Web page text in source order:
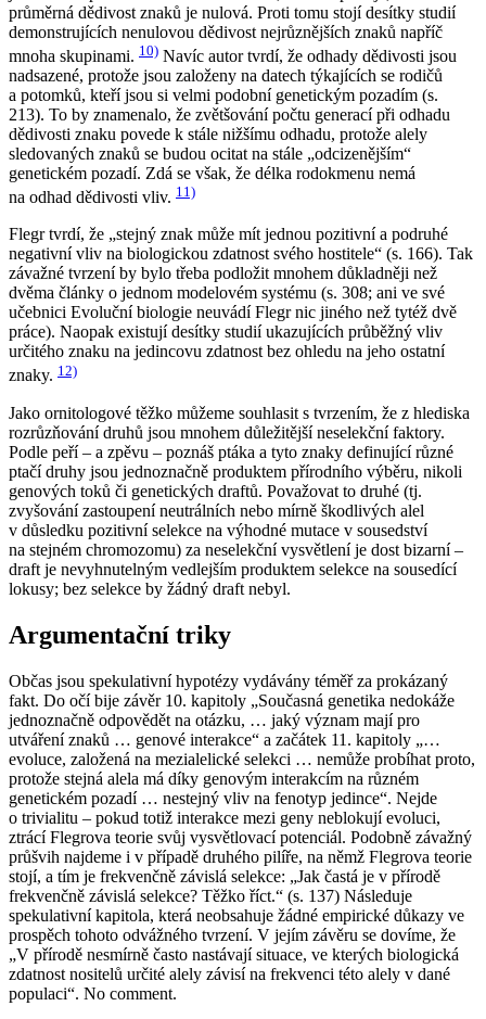
průměrná dědivost znaků je nulová. Proti tomu stojí desítky studií
demonstrujících nenulovou dědivost nejrůznějších znaků napříč
mnoha skupinami. 10) Navíc autor tvrdí, že odhady dědivosti jsou
nadsazené, protože jsou založeny na datech týkajících se rodičů
a potomků, kteří jsou si velmi podobní genetickým pozadím (s.
213). To by znamenalo, že zvětšování počtu generací při odhadu
dědivosti znaku povede k stále nižšímu odhadu, protože alely
sledovaných znaků se budou ocitat na stále „odcizenějším“
genetickém pozadí. Zdá se však, že délka rodokmenu nemá
na odhad dědivosti vliv. 11)
Flegr tvrdí, že „stejný znak může mít jednou pozitivní a podruhé
negativní vliv na biologickou zdatnost svého hostitele“ (s. 166). Tak
závažné tvrzení by bylo třeba podložit mnohem důkladněji než
dvěma články o jednom modelovém systému (s. 308; ani ve své
učebnici Evoluční biologie neuvádí Flegr nic jiného než tytéž dvě
práce). Naopak existují desítky studií ukazujících průběžný vliv
určitého znaku na jedincovu zdatnost bez ohledu na jeho ostatní
znaky. 12)
Jako ornitologové těžko můžeme souhlasit s tvrzením, že z hlediska
rozrůzňování druhů jsou mnohem důležitější neselekční faktory.
Podle peří – a zpěvu – poznáš ptáka a tyto znaky definujícírůzné
ptačí druhy jsou jednoznačně produktem přírodního výběru, nikoli
genových toků či genetických draftů. Považovat to druhé (tj.
zvyšování zastoupení neutrálních nebo mírně škodlivých alel
v důsledku pozitivní selekce na výhodné mutace v sousedství
na stejném chromozomu) za neselekční vysvětlení je dost bizarní –
draft je nevyhnutelným vedlejším produktem selekce na sousedící
lokusy; bez selekce by žádný draft nebyl.
Argumentační triky
Občas jsou spekulativní hypotézy vydávány téměř za prokázaný
fakt. Do očí bije závěr 10. kapitoly „Současná genetika nedokáže
jednoznačně odpovědět na otázku, … jaký význam mají pro
utváření znaků … genové interakce“ a začátek 11. kapitoly „…
evoluce, založená na mezialelické selekci … nemůže probíhat proto,
protože stejná alela má díky genovým interakcím na různém
genetickém pozadí … nestejný vliv na fenotyp jedince“. Nejde
o trivialitu – pokud totiž interakce mezi geny neblokují evoluci,
ztrácí Flegrova teorie svůj vysvětlovací potenciál. Podobně závažný
průšvih najdeme i v případě druhého pilíře, na němž Flegrova teorie
stojí, a tím je frekvenčně závislá selekce: „Jak častá je v přírodě
frekvenčně závislá selekce? Těžko říct.“ (s. 137) Následuje
spekulativní kapitola, která neobsahuje žádné empirické důkazy ve
prospěch tohoto odvážného tvrzení. V jejím závěru se dovíme, že
„V přírodě nesmírně často nastávají situace, ve kterých biologická
zdatnost nositelů určité alely závisí na frekvenci této alely v dané
populaci“. No comment.